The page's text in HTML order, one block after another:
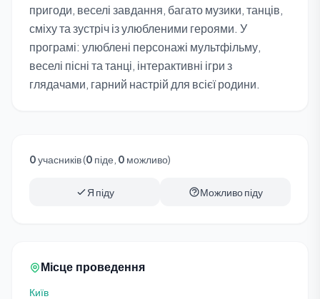
пригоди, веселі завдання, багато музики, танців,
сміху та зустріч із улюбленими героями. У
програмі: улюблені персонажі мультфільму,
веселі пісні та танці, інтерактивні ігри з
глядачами, гарний настрій для всієї родини.
0учасників (0 піде, 0 можливо)
Я піду Можливо піду
Місце проведення
Київ